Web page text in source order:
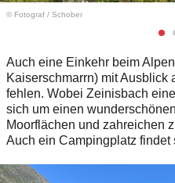
© Fotograf / Schober
Auch eine Einkehr beim
Kaiserschmarrn) mit Ausblick
fehlen. Wobei Zeinisbach
sich um einen
Moorflächen und zahreichen
Auch ein Campingplatz findet